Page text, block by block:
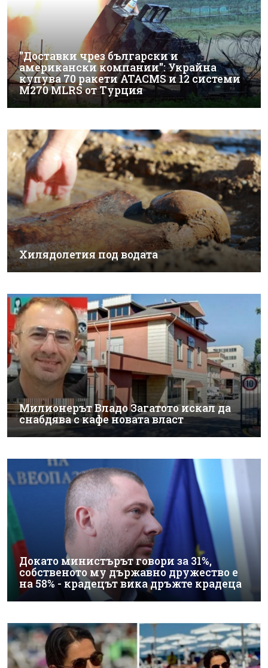
"Доставки чрез български и
американски компании": Украйна
купува 70 ракети ATACMS и 12 системи
M270 MLRS от Турция
Хилядолетия под водата
Милионерът Владо Загатото искал да
снабдява с кафе новата власт
Докато министърът говори за 31%,
собственото му държавно дружество е
на 58% - крадецът вика дръжте крадеца